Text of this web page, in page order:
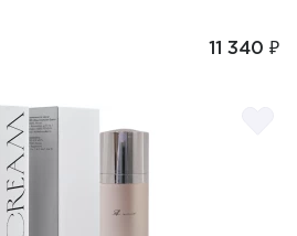
11 340 ₽